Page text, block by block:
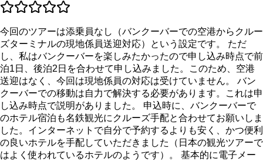
今回のツアーは添乗員なし（バンクーバーでの空港からクルー
ズターミナルの現地係員送迎対応）という設定です。 ただ
し、私はバンクーバーを楽しみたかったので申し込み時点で前
泊1日、後泊2日を合わせて申し込みました。このため、空港
送迎はなく、今回は現地係員の対応は受けていません。 バン
クーバーでの移動は自力で解決する必要があります。これは申
し込み時点で説明がありました。 申込時に、バンクーバーで
のホテル宿泊も名鉄観光にクルーズ手配と合わせてお願いしま
した。インターネットで自分で予約するよりも安く、かつ便利
の良いホテルを手配していただきました（日本の観光ツアーで
はよく使われているホテルのようです）。 基本的に電子メー